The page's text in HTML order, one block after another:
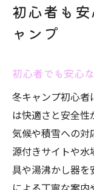
初心者も
ャンプ
初心者でも安心
冬キャンプ初心者
は快適さと安全性
気候や積雪への対
源付きサイトや
具や湯沸かし器を